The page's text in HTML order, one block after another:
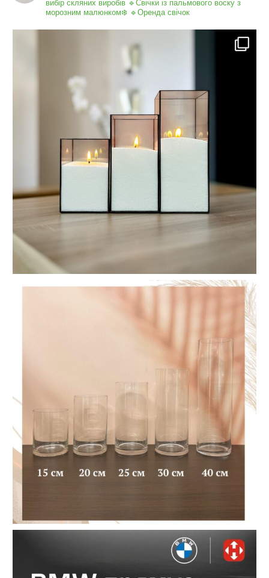
вибір скляних виробів 🔹Свічки із пальмового воску з
морозним малюнком❄️ 🔹Оренда свічок